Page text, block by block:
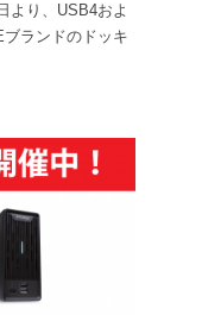
より、USB4およ
ランドのドッキ